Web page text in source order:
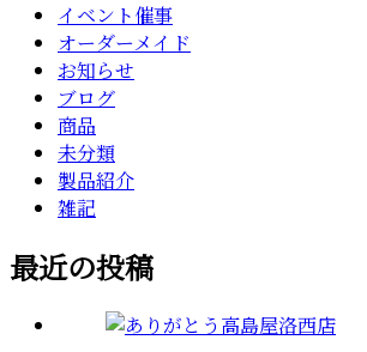
イベント催事
オーダーメイド
お知らせ
ブログ
商品
未分類
製品紹介
雑記
最近の投稿